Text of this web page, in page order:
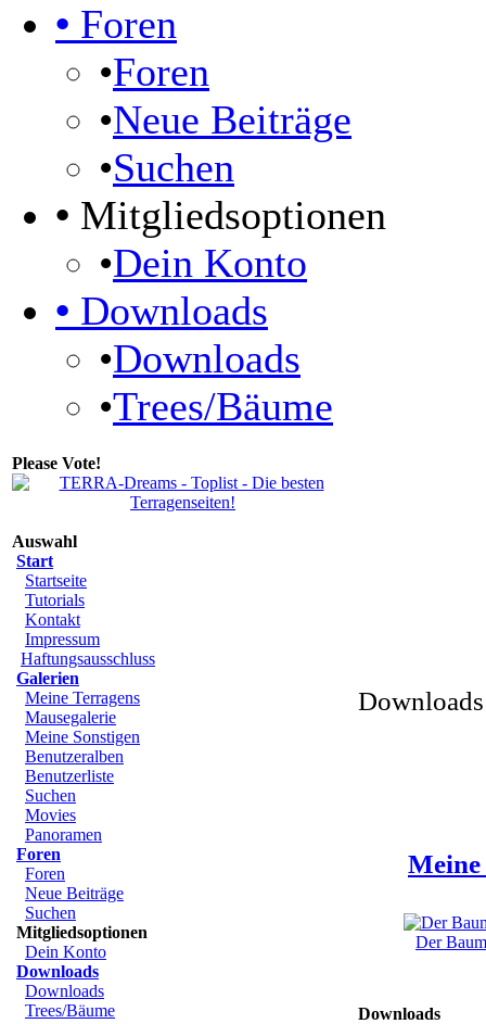
• Foren
•Foren
•Neue Beiträge
•Suchen
• Mitgliedsoptionen
•Dein Konto
• Downloads
•Downloads
•Trees/Bäume
Please Vote!
Auswahl
Start
Startseite
Tutorials
Kontakt
Impressum
Haftungsausschluss
Galerien
Meine Terragens
Mausegalerie
Meine Sonstigen
Benutzeralben
Benutzerliste
Suchen
Movies
Panoramen
Foren
Foren
Neue Beiträge
Suchen
Mitgliedsoptionen
Dein Konto
Downloads
Downloads
Trees/Bäume
Downloads
Der
Downloads